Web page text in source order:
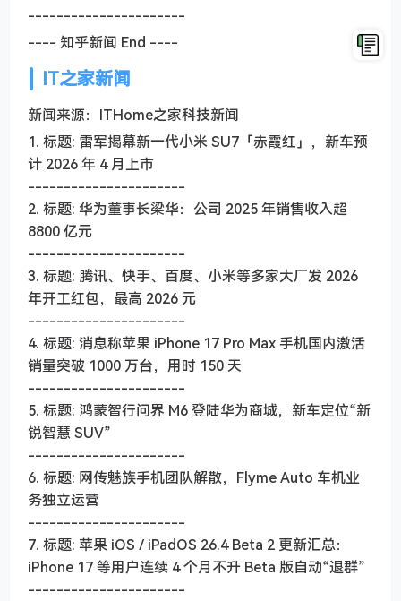
----------------------
---- 知乎新闻 End ----
IT之家新闻
新闻来源：ITHome之家科技新闻
1. 标题: 雷军揭幕新一代小米 SU7「赤霞红」，新车预
计 2026 年 4 月上市
----------------------
2. 标题: 华为董事长梁华：公司 2025 年销售收入超
8800 亿元
----------------------
3. 标题: 腾讯、快手、百度、小米等多家大厂发 2026
年开工红包，最高 2026 元
----------------------
4. 标题: 消息称苹果 iPhone 17 Pro Max 手机国内激活
销量突破 1000 万台，用时 150 天
----------------------
5. 标题: 鸿蒙智行问界 M6 登陆华为商城，新车定位“新
锐智慧 SUV”
----------------------
6. 标题: 网传魅族手机团队解散，Flyme Auto 车机业
务独立运营
----------------------
7. 标题: 苹果 iOS / iPadOS 26.4 Beta 2 更新汇总：
iPhone 17 等用户连续 4 个月不升 Beta 版自动“退群”
----------------------